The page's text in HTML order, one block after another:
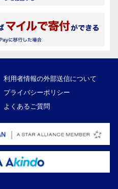
利用者情報の外部送信について
プライバシーポリシー
よくあるご質問